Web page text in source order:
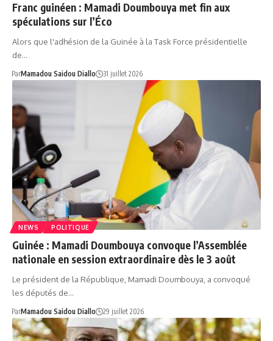
Franc guinéen : Mamadi Doumbouya met fin aux
spéculations sur l’Éco
Alors que l'adhésion de la Guinée à la Task Force présidentielle
de…
ParMamadou Saidou Diallo 31 juillet 2026
NEWS POLITIQUE
Guinée : Mamadi Doumbouya convoque l’Assemblée
nationale en session extraordinaire dès le 3 août
Le président de la République, Mamadi Doumbouya, a convoqué
les députés de…
ParMamadou Saidou Diallo 29 juillet 2026